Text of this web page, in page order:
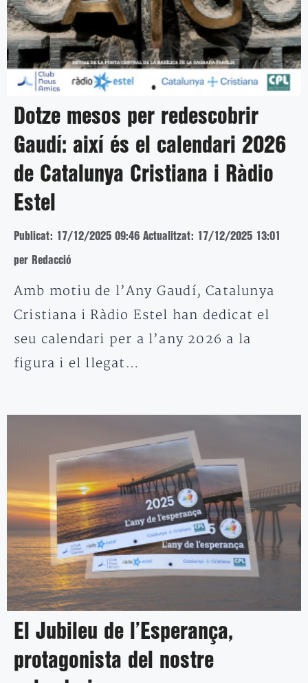
Dotze mesos per redescobrir
Gaudí: així és el calendari 2026
de Catalunya Cristiana i Ràdio
Estel
Publicat: 17/12/2025 09:46 Actualitzat: 17/12/2025 13:01
per Redacció
Amb motiu de l’Any Gaudí, Catalunya
Cristiana i Ràdio Estel han dedicat el
seu calendari per a l’any 2026 a la
figura i el llegat…
El Jubileu de l’Esperança,
protagonista del nostre